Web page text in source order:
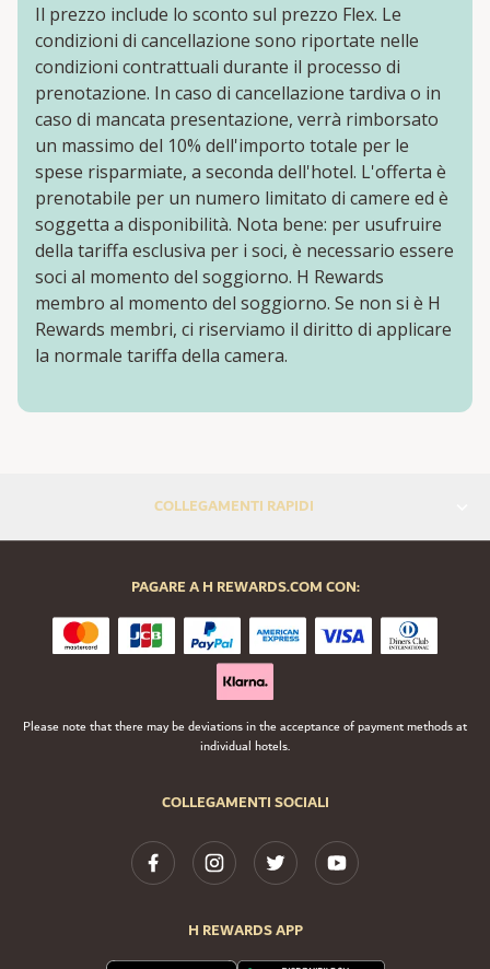
Il prezzo include lo sconto sul prezzo Flex. Le
condizioni di cancellazione sono riportate nelle
condizioni contrattuali durante il processo di
prenotazione. In caso di cancellazione tardiva o in
caso di mancata presentazione, verrà rimborsato
un massimo del 10% dell'importo totale per le
spese risparmiate, a seconda dell'hotel. L'offerta è
prenotabile per un numero limitato di camere ed è
soggetta a disponibilità. Nota bene: per usufruire
della tariffa esclusiva per i soci, è necessario essere
soci al momento del soggiorno. H Rewards
membro al momento del soggiorno. Se non si è H
Rewards membri, ci riserviamo il diritto di applicare
la normale tariffa della camera.
COLLEGAMENTI RAPIDI
COLLEGAMENTI SOCIALI
H REWARDS APP
PAGARE A H REWARDS.COM CON:
Please note that there may be deviations in the acceptance of payment methods at
individual hotels.